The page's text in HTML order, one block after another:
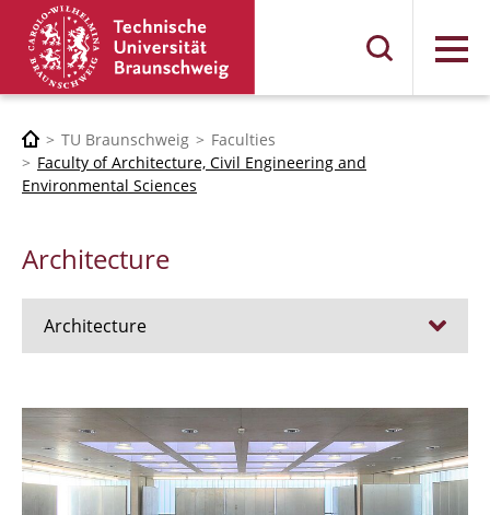
Menu
TU Braunschweig
Faculties
Faculty of Architecture, Civil Engineering and
Environmental Sciences
Architecture
Architecture
Admission procedure 2024
Bachelor Architecture